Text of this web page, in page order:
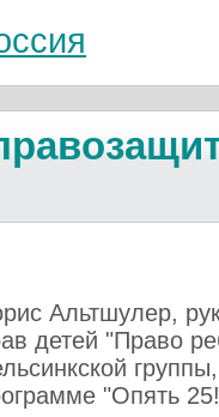
Альтшулер,
детей "Право
"Опять